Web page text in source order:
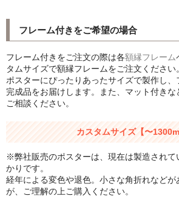
高級LPフレーム
シンプルLPフレームセット
CD紙ジャケフレーム
アートポスター一覧
Instagram紹介商品
エンゾ・マーリ【Enzo Mari】
フレーム付きをご希望の場合
フレーム付きをご注文の際は各額縁フレーム
タムサイズで額縁フレームをご注文ください。
ポスターにぴったりあったサイズで製作し
完成品をお届けします。また、マット付きな
ご相談ください。
カスタムサイズ【〜
※弊社販売のポスターは、現在は製造されて
かりです。
経年による変色や退色。小さな角折れなどが
が、ご理解の上ご購入ください。